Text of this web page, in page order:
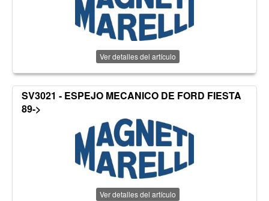
Ver detalles del artículo
SV3021 - ESPEJO MECANICO DE FORD FIESTA
89->
Ver detalles del artículo